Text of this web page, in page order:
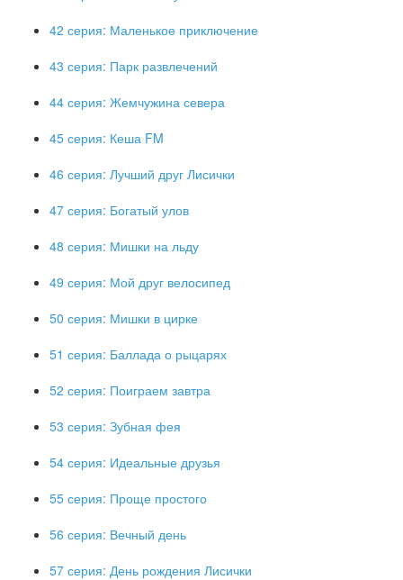
42 серия: Маленькое приключение
43 серия: Парк развлечений
44 серия: Жемчужина севера
45 серия: Кеша FM
46 серия: Лучший друг Лисички
47 серия: Богатый улов
48 серия: Мишки на льду
49 серия: Мой друг велосипед
50 серия: Мишки в цирке
51 серия: Баллада о рыцарях
52 серия: Поиграем завтра
53 серия: Зубная фея
54 серия: Идеальные друзья
55 серия: Проще простого
56 серия: Вечный день
57 серия: День рождения Лисички